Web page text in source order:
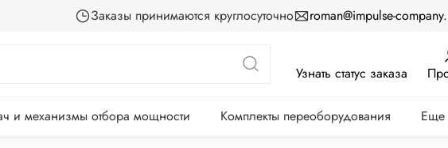
Заказы принимаются круглосуточно roman@impulse-
Узнать статус заказа
и механизмы отбора мощности Комплекты переоборудования
Еще